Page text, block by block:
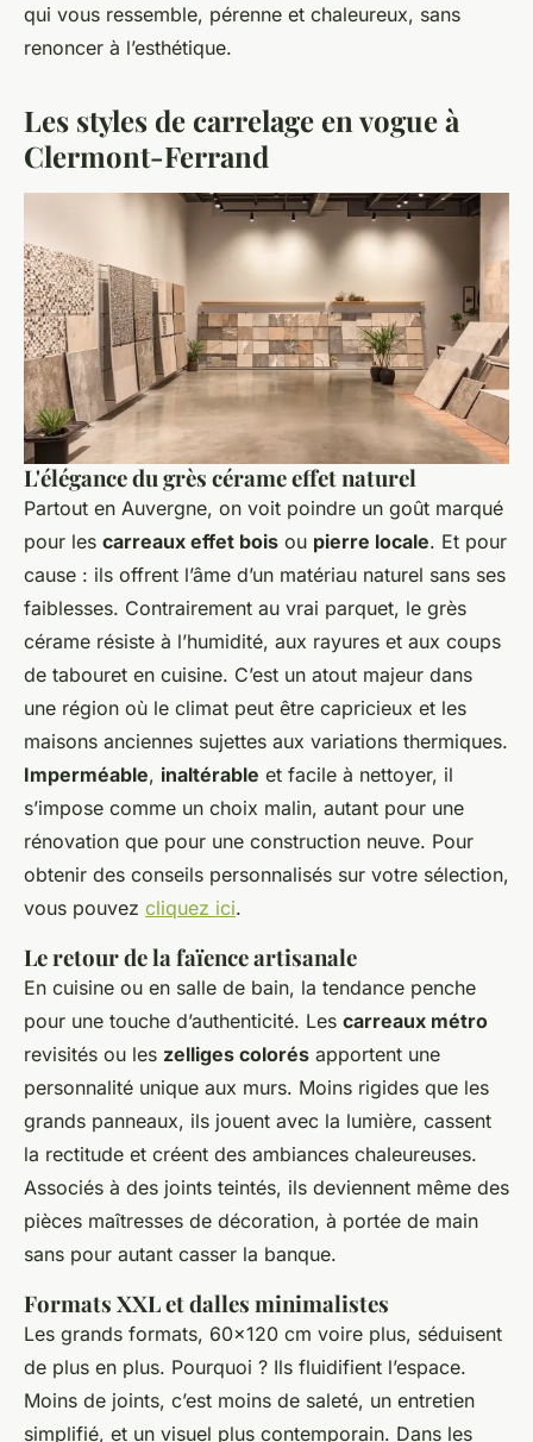
qui vous ressemble, pérenne et chaleureux, sans
renoncer à l’esthétique.
Les styles de carrelage en vogue à
Clermont-Ferrand
L'élégance du grès cérame effet naturel
Partout en Auvergne, on voit poindre un goût marqué
pour les carreaux effet bois ou pierre locale. Et pour
cause : ils offrent l’âme d’un matériau naturel sans ses
faiblesses. Contrairement au vrai parquet, le grès
cérame résiste à l’humidité, aux rayures et aux coups
de tabouret en cuisine. C’est un atout majeur dans
une région où le climat peut être capricieux et les
maisons anciennes sujettes aux variations thermiques.
Imperméable, inaltérable et facile à nettoyer, il
s’impose comme un choix malin, autant pour une
rénovation que pour une construction neuve. Pour
obtenir des conseils personnalisés sur votre sélection,
vous pouvez cliquez ici.
Le retour de la faïence artisanale
En cuisine ou en salle de bain, la tendance penche
pour une touche d’authenticité. Les carreaux métro
revisités ou les zelliges colorés apportent une
personnalité unique aux murs. Moins rigides que les
grands panneaux, ils jouent avec la lumière, cassent
la rectitude et créent des ambiances chaleureuses.
Associés à des joints teintés, ils deviennent même des
pièces maîtresses de décoration, à portée de main
sans pour autant casser la banque.
Formats XXL et dalles minimalistes
Les grands formats, 60x120 cm voire plus, séduisent
de plus en plus. Pourquoi ? Ils fluidifient l’espace.
Moins de joints, c’est moins de saleté, un entretien
simplifié, et un visuel plus contemporain. Dans les